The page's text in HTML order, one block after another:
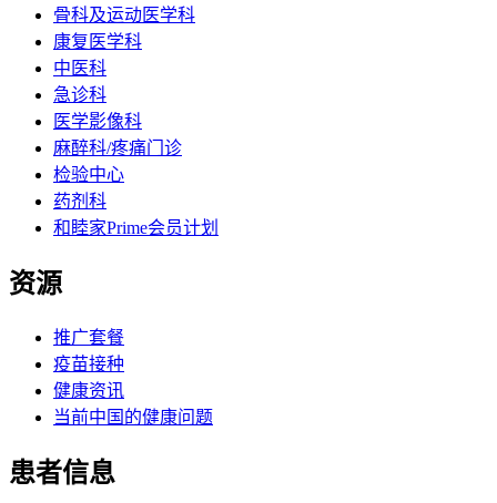
骨科及运动医学科
康复医学科
中医科
急诊科
医学影像科
麻醉科/疼痛门诊
检验中心
药剂科
和睦家Prime会员计划
资源
推广套餐
疫苗接种
健康资讯
当前中国的健康问题
患者信息